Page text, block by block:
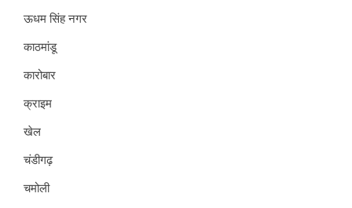
ऊधम सिंह नगर
काठमांडू
कारोबार
क्राइम
खेल
चंडीगढ़
चमोली